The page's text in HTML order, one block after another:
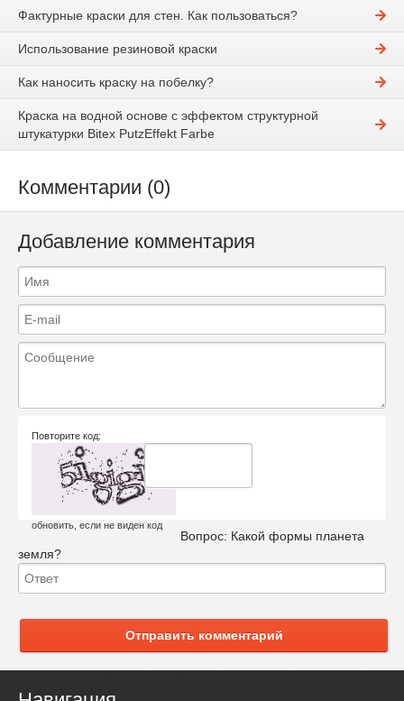
Фактурные краски для стен. Как пользоваться?
Использование резиновой краски
Как наносить краску на побелку?
Краска на водной основе с эффектом структурной
штукатурки Bitex PutzEffekt Farbe
Комментарии (0)
Добавление комментария
Повторите код:
обновить, если не виден код
Вопрос: Какой формы планета
земля?
Отправить комментарий